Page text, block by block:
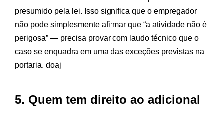
presumido pela lei. Isso significa que o empregador
não pode simplesmente afirmar que “a atividade não é
perigosa” — precisa provar com laudo técnico que o
caso se enquadra em uma das exceções previstas na
portaria. doaj
5. Quem tem direito ao adicional